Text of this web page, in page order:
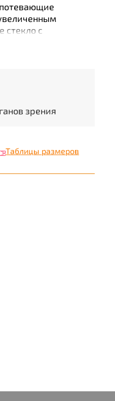
стекло с
Устойчивы к
с
излучения.
зрения
Таблицы размеров